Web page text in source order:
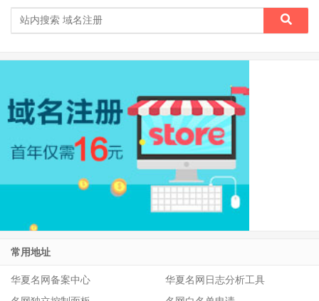
常用地址
华夏名网备案中心
华夏名网日志分析工具